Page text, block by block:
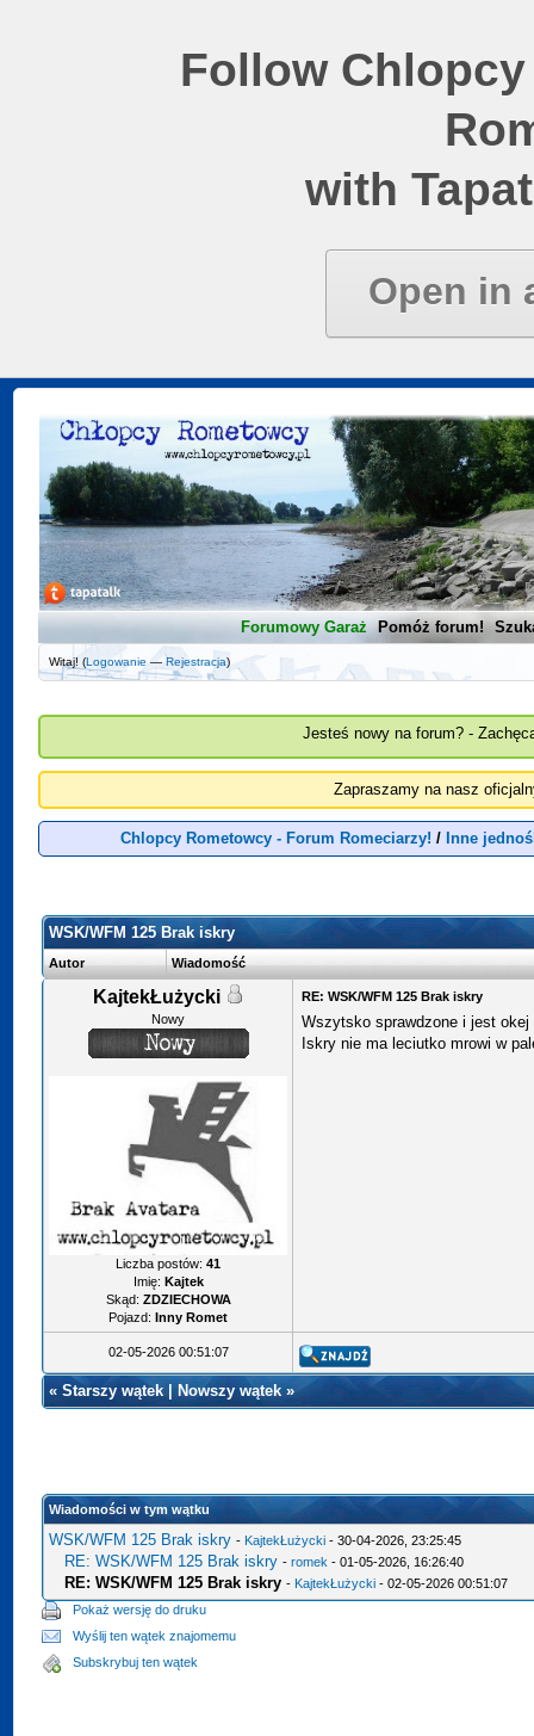
Follow
with
Open in
Forumowy Garaż Pomóż forum!
Witaj! (Logowanie —Rejestracja)
Jesteś nowy na forum? -
Zapraszamy na nasz
Chlopcy Rometowcy - Forum Romeciarzy! / Inne
WSK/WFM 125 Brak iskry
Autor Wiadomość
KajtekŁużycki
Nowy
Liczba postów:41
Imię: Kajtek
Skąd: ZDZIECHOWA
Pojazd: Inny Romet
RE: WSK/WFM 125 Brak iskry
Wszytsko sprawdzone i jest okej
Iskry nie ma leciutko mrowi w
02-05-2026 00:51:07
«Starszy wątek Nowszy wątek»
Wiadomości w tym wątku
WSK/WFM 125 Brak iskry - KajtekŁużycki - 30-04-2026, 23:25:45
RE: WSK/WFM 125 Brak iskry -romek - 01-05-2026, 16:26:40
RE: WSK/WFM 125 Brak iskry - KajtekŁużycki - 02-05-2026 00:51:07
Pokaż wersję do druku
Wyślij ten wątek znajomemu
Subskrybuj ten wątek